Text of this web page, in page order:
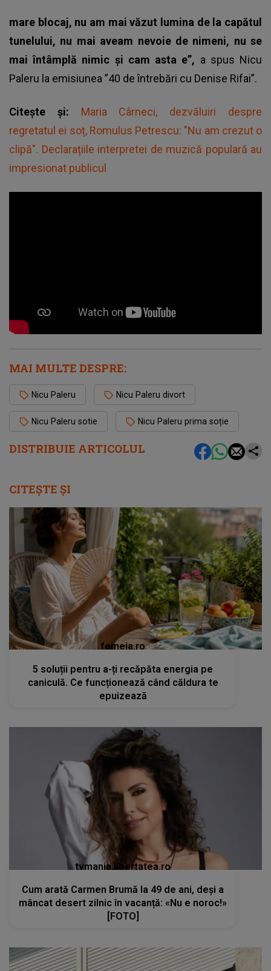
DISTRIBUIE ARTICOLUL
mare blocaj, nu am mai văzut lumina de la capătul
tunelului, nu mai aveam nevoie de nimeni, nu se
mai întâmplă nimic și cam asta e”, a spus Nicu
Paleru la emisiunea ”40 de întrebări cu Denise Rifai”.
Citește și: Maria Cârneci, dezvăluiri despre
regretatul ei soț, Romulus Petrescu: "Nu am crezut o
clipă". Declarațiile interpretei de muzică populară au
impresionat publicul
MAI MULTE DESPRE:
Nicu Paleru Nicu Paleru divort
Nicu Paleru sotie Nicu Paleru prima soție
CITEȘTE ȘI
femeia.ro
5 soluții pentru a-ți recăpăta energia pe
caniculă. Ce funcționează când căldura te
epuizează
tvmania.libertatea.ro
Cum arată Carmen Brumă la 49 de ani, deși a
mâncat desert zilnic în vacanță: «Nu e noroc!»
[FOTO]